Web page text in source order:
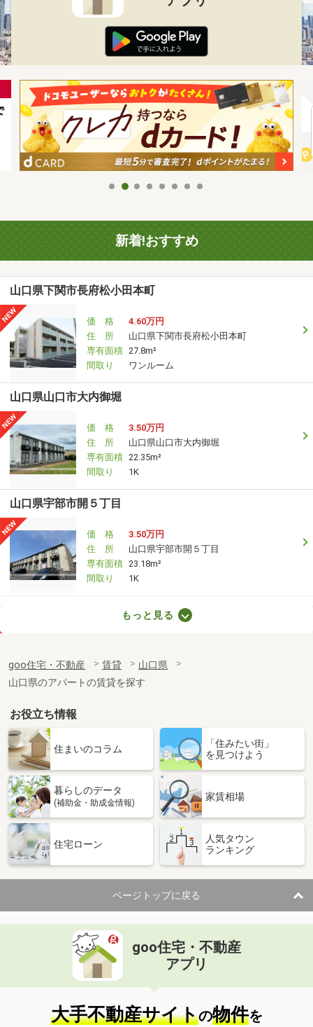
新着!おすすめ
山口県下関市長府松小田本町
価 格
4.60万円
住 所
山口県下関市長府松小田本町
専有面積 27.8m²
間取り
ワンルーム
山口県山口市大内御堀
価 格
3.50万円
住 所
山口県山口市大内御堀
専有面積 22.35m²
間取り
1K
山口県宇部市開５丁目
価 格
3.50万円
住 所
山口県宇部市開５丁目
専有面積 23.18m²
間取り
1K
山口県宇部市大字西岐波
専有面積
23.71m²
間取り
1K
山口県宇部市明神町１丁目
価 格
3.70万円
山口県宇部市明神町１丁目
専有面積 22.7m²
間取り
山口県柳井市山根
住 所
山口県柳井市山根
専有面積 22.35m²
間取り
1K
山口県下関市伊倉町１丁目
価 格
住 所
山口県下関市伊倉町１丁目
専有面積 49.07m²
間取り
1LDK
もっと見る
goo住宅・不動産 賃貸
山口県
山口県のアパートの賃貸を探す
お役立ち情報
住まいのコラム
「住みたい街」
を見つけよう
暮らしのデータ
(補助金・助成金情報)
家賃相場
住宅ローン
人気タウン
ランキング
ページトップに戻る
goo住宅・不動産
アプリ
大手不動産サイトの物件を